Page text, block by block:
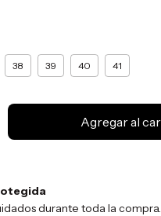
38 39 40 41
durante toda la compra.